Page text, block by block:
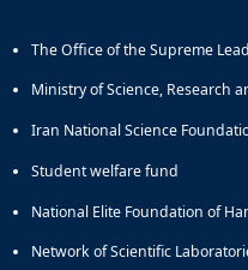
The Office of the Supreme
Ministry of Science, Research
Iran National Science
Student welfare fund
National Elite Foundation of
Network of Scientific